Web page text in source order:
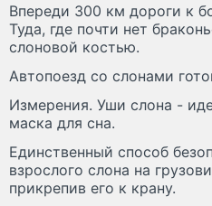
Впереди 300 км дороги к
Туда, где почти нет
слоновой костью.
Автопоезд со слонами
Измерения. Уши слона -
маска для сна.
Единственный способ
взрослого слона на
прикрепив его к крану.